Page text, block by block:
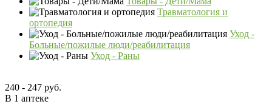
Травматология и
ортопедия
Уход -
Больные/пожилые люди/реабилитация
Уход - Раны
240 - 247 руб.
В 1 аптеке